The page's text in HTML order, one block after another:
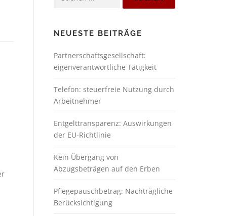
NEUESTE BEITRÄGE
Partnerschaftsgesellschaft:
eigenverantwortliche Tätigkeit
Telefon: steuerfreie Nutzung durch
Arbeitnehmer
Entgelttransparenz: Auswirkungen
der EU-Richtlinie
Kein Übergang von
Abzugsbeträgen auf den Erben
Pflegepauschbetrag: Nachträgliche
Berücksichtigung